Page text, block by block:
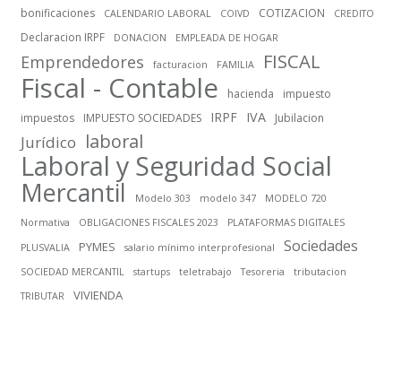
bonificaciones CALENDARIO LABORAL COIVD COTIZACION CREDITO
Declaracion IRPF DONACION EMPLEADA DE HOGAR
Emprendedores facturacion FAMILIA FISCAL
Fiscal - Contable hacienda
impuesto
impuestos
IMPUESTO SOCIEDADES IRPF IVA Jubilacion
Jurídico laboral
Laboral y Seguridad Social
Mercantil Modelo 303 modelo 347
MODELO 720
Normativa
OBLIGACIONES FISCALES 2023
PLATAFORMAS DIGITALES
PLUSVALIA
PYMES salario mínimo interprofesional Sociedades
SOCIEDAD MERCANTIL startups teletrabajo Tesoreria
tributacion
TRIBUTAR
VIVIENDA